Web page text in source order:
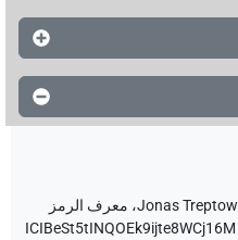
Jonas Treptow، معرف الرمز